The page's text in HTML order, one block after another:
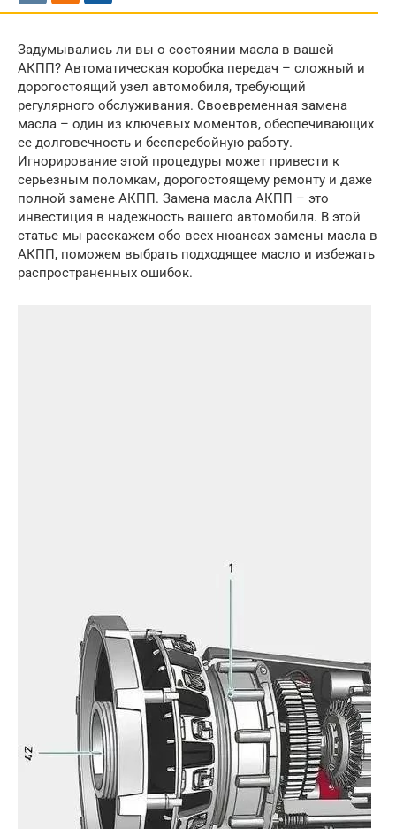
Задумывались ли вы о состоянии масла в вашей
АКПП? Автоматическая коробка передач – сложный и
дорогостоящий узел автомобиля, требующий
регулярного обслуживания. Своевременная замена
масла – один из ключевых моментов, обеспечивающих
ее долговечность и бесперебойную работу.
Игнорирование этой процедуры может привести к
серьезным поломкам, дорогостоящему ремонту и даже
полной замене АКПП. Замена масла АКПП – это
инвестиция в надежность вашего автомобиля. В этой
статье мы расскажем обо всех нюансах замены масла в
АКПП, поможем выбрать подходящее масло и избежать
распространенных ошибок.